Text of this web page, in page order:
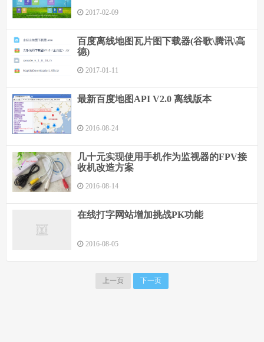
2017-02-09
百度离线地图瓦片图下载器(谷歌\腾讯\高
德)
2017-01-11
最新百度地图API V2.0 离线版本
2016-08-24
几十元实现使用手机作为监视器的FPV接
收机改造方案
2016-08-14
在线打字网站增加挑战PK功能
2016-08-05
上一页 下一页